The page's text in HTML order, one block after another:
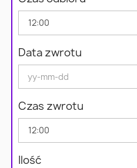
Data zwrotu
Czas zwrotu
Ilość